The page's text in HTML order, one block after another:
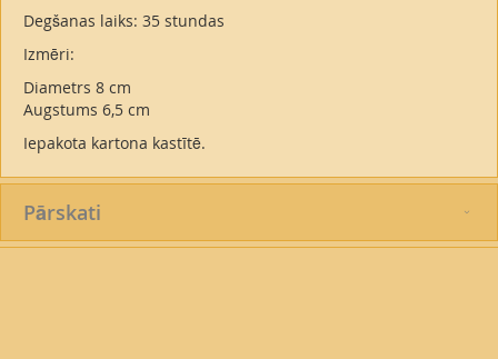
Degšanas laiks: 35 stundas
Izmēri:
Diametrs 8 cm
Augstums 6,5 cm
Iepakota kartona kastītē.
Pārskati